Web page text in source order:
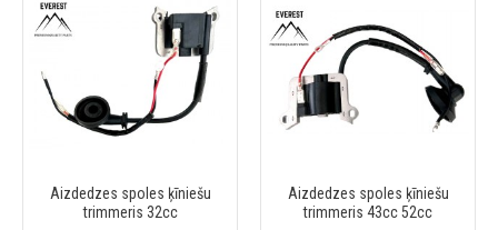
Aizdedzes spoles ķīniešu
trimmeris 32cc
Aizdedzes spoles ķīniešu
trimmeris 43cc 52cc